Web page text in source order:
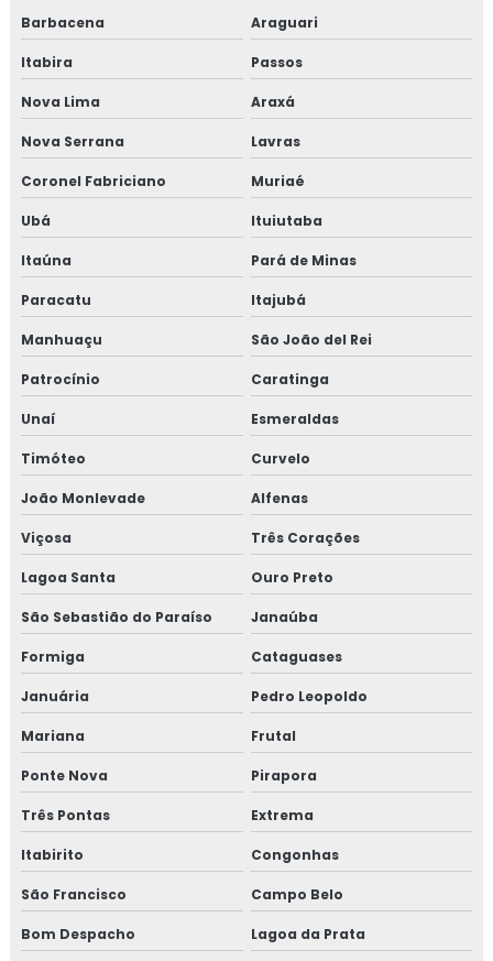
Barbacena Araguari
Itabira Passos
Nova Lima Araxá
Nova Serrana Lavras
Coronel Fabriciano Muriaé
Ubá Ituiutaba
Itaúna Pará de Minas
Paracatu Itajubá
Manhuaçu São João del Rei
Patrocínio Caratinga
Unaí Esmeraldas
Timóteo Curvelo
João Monlevade Alfenas
Viçosa Três Corações
Lagoa Santa Ouro Preto
São Sebastião do Paraíso Janaúba
Formiga Cataguases
Januária Pedro Leopoldo
Mariana Frutal
Ponte Nova Pirapora
Três Pontas Extrema
Itabirito Congonhas
São Francisco Campo Belo
Bom Despacho Lagoa da Prata